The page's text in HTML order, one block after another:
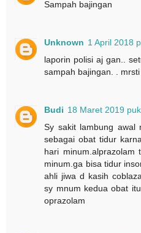
Sampah bajingan
Unknown 1 April 2018
laporin polisi aj gan..
sampah bajingan. .
Budi 18 Maret 2019
Sy sakit lambung awal
sebagai obat tidur
hari
minum.ga bisa tidur
ahli jiwa d kasih
sy mnum kedua obat
oprazolam